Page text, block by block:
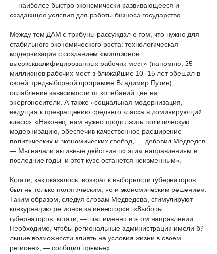
— наиболее быстро экономически развивающееся и
создающее условия для работы бизнеса государство.
Между тем ДАМ с трибуны рассуждал о том, что нужно для
стабильного экономического роста: технологическая
модернизация с созданием «миллионов
высококвалифицированных рабочих мест» (напомню, 25
миллионов рабочих мест в ближайшие 10–15 лет обещал в
своей предвыборной программе Владимир Путин),
ослабление зависимости от колебаний цен на
энергоносители. А также «социальная модернизация,
ведущая к превращению среднего класса в доминирующий
класс». «Наконец, нам нужно продолжить политическую
модернизацию, обеспечив качественное расширение
политических и экономических свобод, — добавил Медведев.
— Мы начали активные действия по этим направлениям в
последние годы, и этот курс останется неизменным».
Кстати, как оказалось, возврат к выборности губернаторов
был не только политическим, но и экономическим решением.
Таким образом, следуя словам Медведева, стимулируют
конкуренцию регионов за инвесторов. «Выборы
губернаторов, кстати, — шаг именно в этом направлении.
Необходимо, чтобы региональные администрации имели б?
льшие возможности влиять на условия жизни в своем
регионе», — сообщил премьер.